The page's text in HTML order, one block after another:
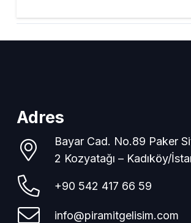
Adres
Bayar Cad. No.89 Paker
2 Kozyatağı – Kadıköy/
+90 542 417 66 59
info@piramitgelisim.com